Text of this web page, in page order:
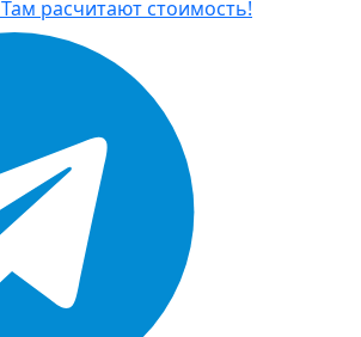
Там расчитают стоимость!